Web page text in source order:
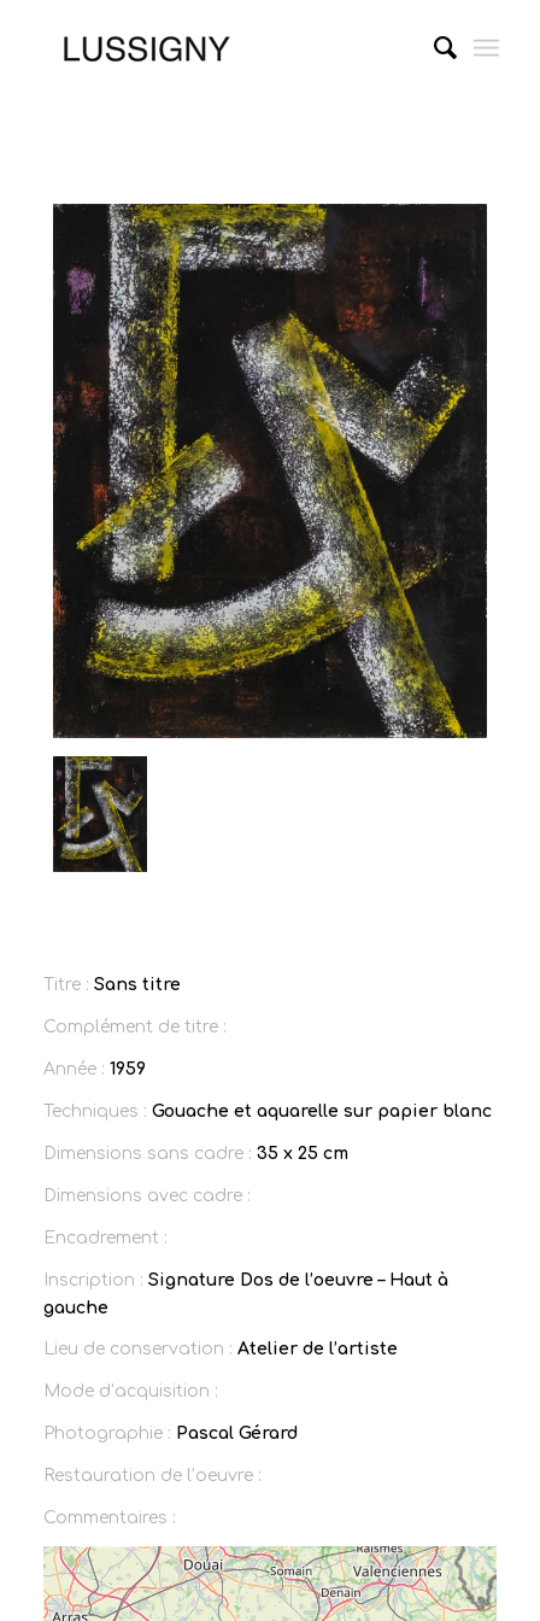
Titre : Sans titre
Complément de titre :
Année : 1959
Techniques : Gouache et aquarelle sur papier blanc
Dimensions sans cadre : 35 x 25 cm
Dimensions avec cadre :
Encadrement :
Inscription : Signature Dos de l’oeuvre – Haut à
gauche
Lieu de conservation : Atelier de l’artiste
Mode d’acquisition :
Photographie : Pascal Gérard
Restauration de l’oeuvre :
Commentaires :